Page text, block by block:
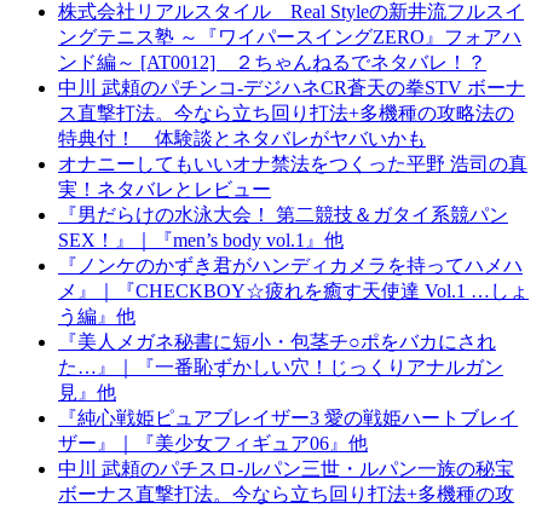
株式会社リアルスタイル Real Styleの新井流フルスイ
ングテニス塾 ～『ワイパースイングZERO』フォアハ
ンド編～ [AT0012] ２ちゃんねるでネタバレ！？
中川 武頼のパチンコ-デジハネCR蒼天の拳STV ボーナ
ス直撃打法。今なら立ち回り打法+多機種の攻略法の
特典付！ 体験談とネタバレがヤバいかも
オナニーしてもいいオナ禁法をつくった平野 浩司の真
実！ネタバレとレビュー
『男だらけの水泳大会！ 第二競技＆ガタイ系競パン
SEX！』｜『men’s body vol.1』他
『ノンケのかずき君がハンディカメラを持ってハメハ
メ』｜『CHECKBOY☆疲れを癒す天使達 Vol.1 …しょ
う編』他
『美人メガネ秘書に短小・包茎チ○ポをバカにされ
た…』｜『一番恥ずかしい穴！じっくりアナルガン
見』他
『純心戦姫ピュアブレイザー3 愛の戦姫ハートブレイ
ザー』｜『美少女フィギュア06』他
中川 武頼のパチスロ-ルパン三世・ルパン一族の秘宝
ボーナス直撃打法。今なら立ち回り打法+多機種の攻